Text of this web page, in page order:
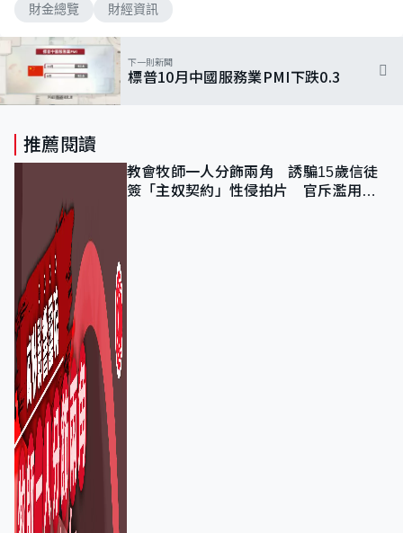
財金總覽 財經資訊
下一則新聞
標普10月中國服務業PMI下跌0.3
推薦閱讀
教會牧師一人分飾兩角 誘騙15歲信徒
簽「主奴契約」性侵拍片 官斥濫用教